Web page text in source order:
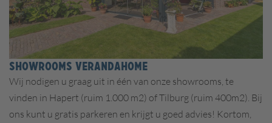
SHOWROOMS VERANDAHOME
Wij nodigen u graag uit in één van onze showrooms, te
vinden in Hapert (ruim 1.000 m2) of Tilburg (ruim 400m2). Bij
ons kunt u gratis parkeren en krijgt u goed advies! Kortom,